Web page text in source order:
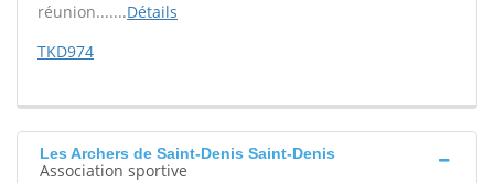
réunion.......Détails
TKD974
Les Archers de Saint-Denis Saint-Denis
Association sportive